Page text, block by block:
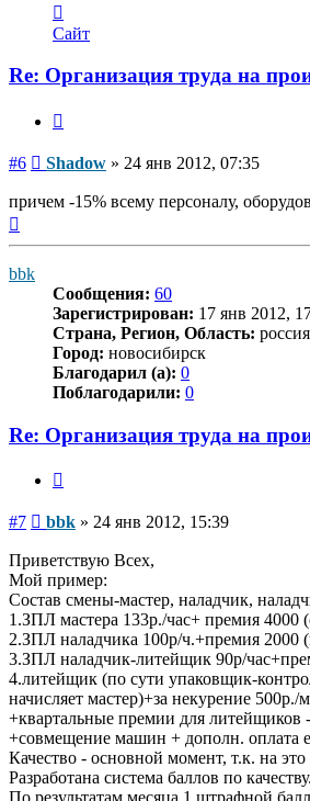
информация
пользователя
Сайт
Re: Организация труда на
#6 Сообщение
Shadow » 24 янв 2012, 07:35
причем -15% всему персоналу,
bbk
Сообщения: 60
Зарегистрирован: 17 янв 2012,
Страна, Регион, Область: россия
Город: новосибирск
Благодарил (а): 0
Поблагодарили: 0
Re: Организация труда на
#7 Сообщение
bbk » 24 янв 2012, 15:39
Приветствую Всех,
Мой пример:
Состав смены-мастер, наладчик,
1.ЗПЛ мастера 133р./час+ премия 4000
2.ЗПЛ наладчика 100р/ч.+премия 2000
3.ЗПЛ наладчик-литейщик 90р/
4.литейщик (по сути упаковщик-
начисляет мастер)+за некурение 500р./
+квартальные премии для литейщиков
+совмещение машин + дополн. оплата
Качество - основной момент, т.к. на
Разработана система баллов по качеству.